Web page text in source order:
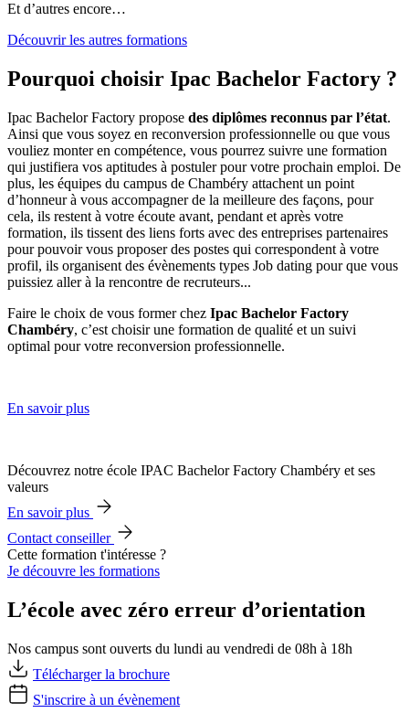
Et d’autres encore…
Découvrir les autres formations
Pourquoi choisir Ipac Bachelor Factory ?
Ipac Bachelor Factory propose des diplômes reconnus par l’état.
Ainsi que vous soyez en reconversion professionnelle ou que vous
vouliez monter en compétence, vous pourrez suivre une formation
qui justifiera vos aptitudes à postuler pour votre prochain emploi. De
plus, les équipes du campus de Chambéry attachent un point
d’honneur à vous accompagner de la meilleure des façons, pour
cela, ils restent à votre écoute avant, pendant et après votre
formation, ils tissent des liens forts avec des entreprises partenaires
pour pouvoir vous proposer des postes qui correspondent à votre
profil, ils organisent des évènements types Job dating pour que vous
puissiez aller à la rencontre de recruteurs...
Faire le choix de vous former chez Ipac Bachelor Factory
Chambéry, c’est choisir une formation de qualité et un suivi
optimal pour votre reconversion professionnelle.
En savoir plus
Découvrez notre école IPAC Bachelor Factory Chambéry et ses
valeurs
En savoir plus
Contact conseiller
Cette formation t'intéresse ?
Je découvre les formations
L’école avec zéro erreur d’orientation
Nos campus sont ouverts du lundi au vendredi de 08h à 18h
Télécharger la brochure
S'inscrire à un évènement